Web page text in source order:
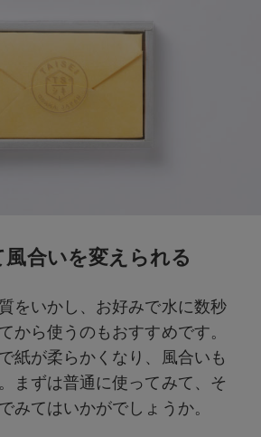
合いを変えられる
をいかし、お好みで水に数秒
から使うのもおすすめです。
紙が柔らかくなり、風合いも
まずは普通に使ってみて、そ
みてはいかがでしょうか。